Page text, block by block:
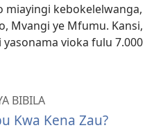
miayingi kebokelelwanga,
Mvangi ye Mfumu. Kansi,
vioka fulu 7.000
BIBILA
Kwa Kena Zau?